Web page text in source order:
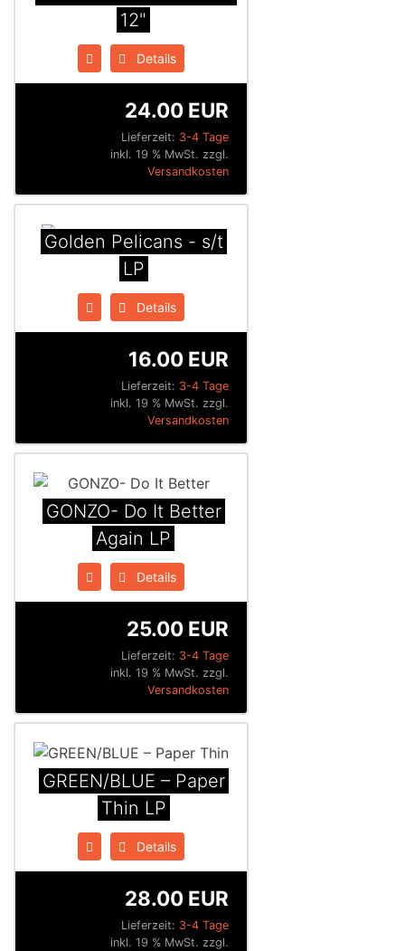
12"
Details
Lieferzeit: 3-4 Tage
24.00 EUR
inkl. 19 % MwSt. zzgl.
Versandkosten
Golden Pelicans - s/t
LP
Details
Lieferzeit: 3-4 Tage
16.00 EUR
inkl. 19 % MwSt. zzgl.
Versandkosten
GONZO- Do It Better
Again LP
Details
Lieferzeit: 3-4 Tage
25.00 EUR
inkl. 19 % MwSt. zzgl.
Versandkosten
GREEN/BLUE – Paper
Thin LP
Details
Lieferzeit: 3-4 Tage
28.00 EUR
inkl. 19 % MwSt. zzgl.